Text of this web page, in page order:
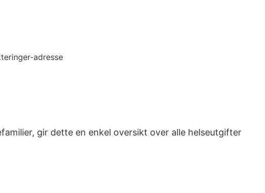
adresse
gir dette en enkel oversikt over alle helseutgifter